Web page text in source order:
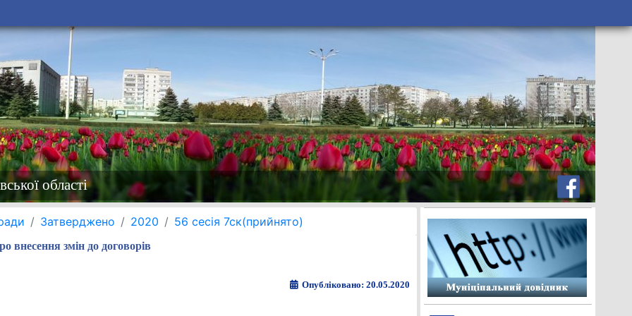
області
Затверджено 2020 56 сесія 7ск(прийнято)
внесення змін до договорів
Опубліковано: 20.05.2020